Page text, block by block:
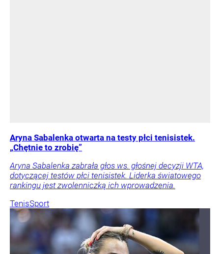
Aryna Sabalenka otwarta na testy płci tenisistek.
„Chętnie to zrobię”
Aryna Sabalenka zabrała głos ws. głośnej decyzji WTA,
dotyczącej testów płci tenisistek. Liderka światowego
rankingu jest zwolenniczką ich wprowadzenia.
TenisSport